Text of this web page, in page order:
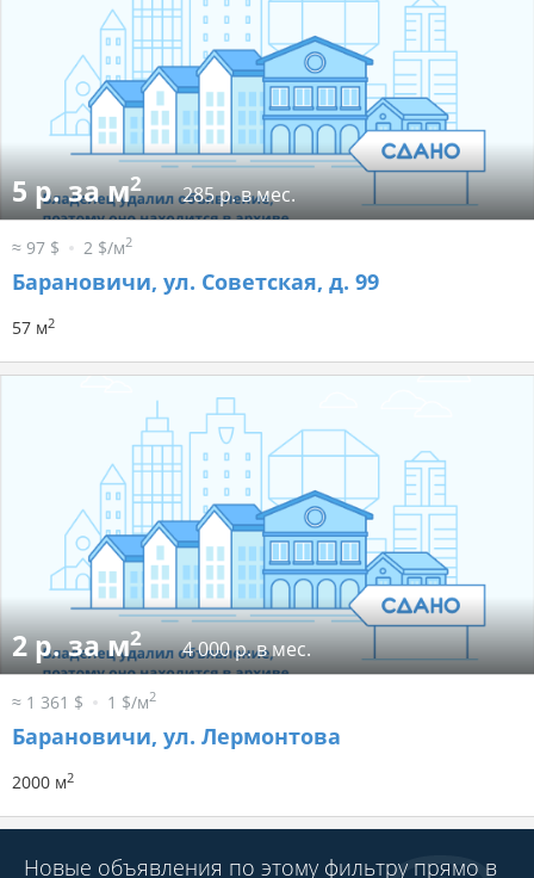
5 р. за м2 285 р. в мес.
≈ 97 $ 2 $/м2
Барановичи, ул. Советская, д. 99
57 м2
2 р. за м2 4 000 р. в мес.
≈ 1 361 $ 1 $/м2
Барановичи, ул. Лермонтова
2000 м2
Новые объявления по этому фильтру прямо в